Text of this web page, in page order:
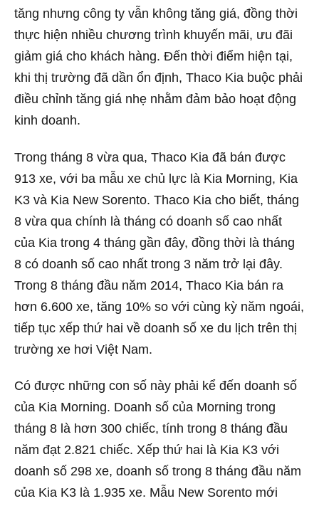
tăng nhưng công ty vẫn không tăng giá, đồng thời
thực hiện nhiều chương trình khuyến mãi, ưu đãi
giảm giá cho khách hàng. Đến thời điểm hiện tại,
khi thị trường đã dần ổn định, Thaco Kia buộc phải
điều chỉnh tăng giá nhẹ nhằm đảm bảo hoạt động
kinh doanh.
Trong tháng 8 vừa qua, Thaco Kia đã bán được
913 xe, với ba mẫu xe chủ lực là Kia Morning, Kia
K3 và Kia New Sorento. Thaco Kia cho biết, tháng
8 vừa qua chính là tháng có doanh số cao nhất
của Kia trong 4 tháng gần đây, đồng thời là tháng
8 có doanh số cao nhất trong 3 năm trở lại đây.
Trong 8 tháng đầu năm 2014, Thaco Kia bán ra
hơn 6.600 xe, tăng 10% so với cùng kỳ năm ngoái,
tiếp tục xếp thứ hai về doanh số xe du lịch trên thị
trường xe hơi Việt Nam.
Có được những con số này phải kể đến doanh số
của Kia Morning. Doanh số của Morning trong
tháng 8 là hơn 300 chiếc, tính trong 8 tháng đầu
năm đạt 2.821 chiếc. Xếp thứ hai là Kia K3 với
doanh số 298 xe, doanh số trong 8 tháng đầu năm
của Kia K3 là 1.935 xe. Mẫu New Sorento mới